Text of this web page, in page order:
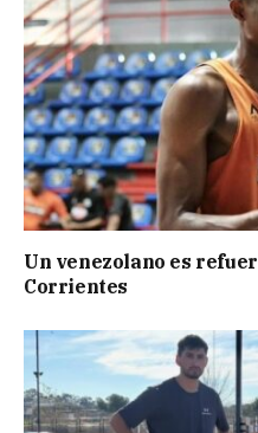
Un venezolano es
Corrientes